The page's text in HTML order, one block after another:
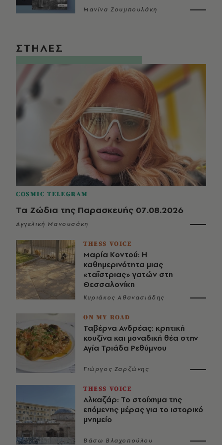
Μανίνα Ζουμπουλάκη
ΣΤΗΛΕΣ
COSMIC TELEGRAM
Τα Ζώδια της Παρασκευής 07.08.2026
Αγγελική Μανουσάκη
THESS VOICE
Μαρία Κοντού: Η
καθημερινότητα μιας
«ταΐστριας» γατών στη
Θεσσαλονίκη
Κυριάκος Αθανασιάδης
ON MY ROAD
Ταβέρνα Ανδρέας: κρητική
κουζίνα και μοναδική θέα στην
Αγία Τριάδα Ρεθύμνου
Γιώργος Ζαρζώνης
THESS VOICE
Αλκαζάρ: Το στοίχημα της
επόμενης μέρας για το ιστορικό
μνημείο
Βάσω Βλαχοπούλου